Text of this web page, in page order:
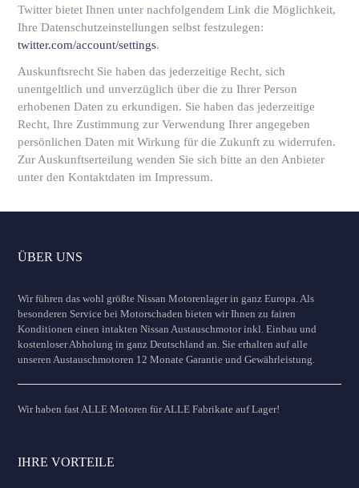
Twitter bietet Ihnen unter nachfolgendem Link die Möglichkeit,
Ihre Datenschutzeinstellungen selbst festzulegen:
twitter.com/account/settings.
Auskunftsrecht Sie haben das jederzeitige Recht, sich
unentgeltlich und unverzüglich über die zu Ihrer Person
erhobenen Daten zu erkundigen. Sie haben das jederzeitige
Recht, Ihre Zustimmung zur Verwendung Ihrer angegeben
persönlichen Daten mit Wirkung für die Zukunft zu widerrufen.
Zur Auskunftserteilung wenden Sie sich bitte an den Anbieter
unter den Kontaktdaten im Impressum.
ÜBER UNS
Wir führen das wohl größte Nissan Motorenlager in ganz Europa. Als
besonderen Service bei Motorschaden bieten wir Ihnen zu fairen
Konditionen einen intakten Nissan Austauschmotor inkl. Einbau und
kostenloser Abholung in ganz Deutschland an. Sie erhalten auf alle
unseren Austauschmotoren 12 Monate Garantie und Gewährleistung.
Wir haben fast ALLE Motoren für ALLE Fabrikate auf Lager!
IHRE VORTEILE